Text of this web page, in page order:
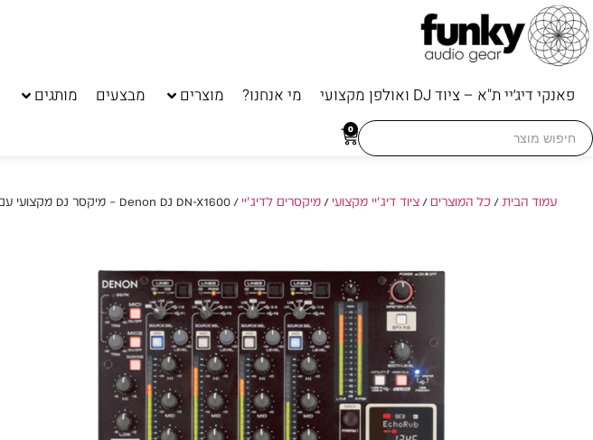
פאנקי דיג׳יי ת"א – ציוד DJ ואולפן מקצועי מי אנחנו? מוצרים מבצעים מותגים
Search
for:
0
עמוד הבית/ כל המוצרים /ציוד דיג'יי מקצועי /מיקסרים לדיג'יי / Denon DJ DN-X1600 – מיקסר DJ מקצועי עם כרטיס קול מובנה